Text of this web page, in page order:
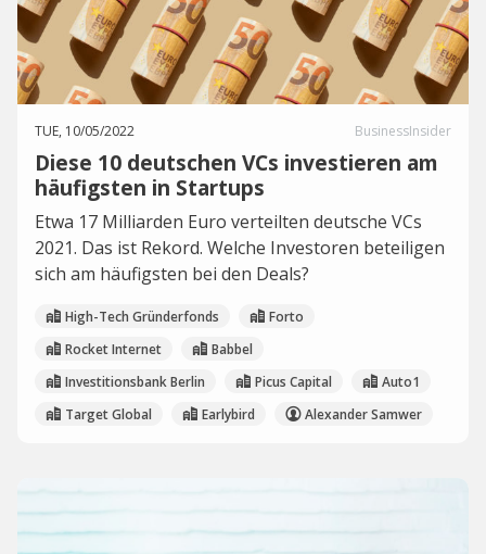
TUE, 10/05/2022 BusinessInsider
Diese 10 deutschen VCs investieren am
häufigsten in Startups
Etwa 17 Milliarden Euro verteilten deutsche VCs
2021. Das ist Rekord. Welche Investoren beteiligen
sich am häufigsten bei den Deals?
High-Tech Gründerfonds
Forto
Rocket Internet
Babbel
Investitionsbank Berlin
Picus Capital
Auto1
Target Global
Earlybird Alexander Samwer